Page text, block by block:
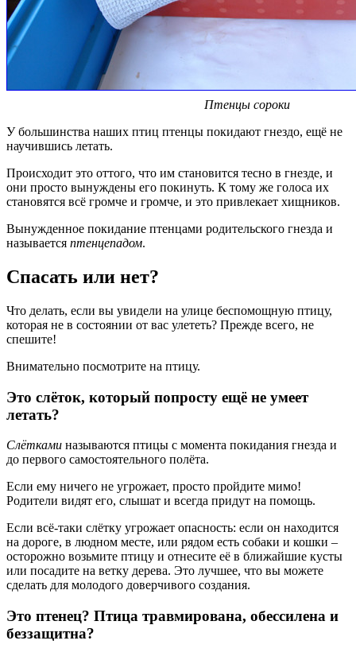
Птенцы сороки
У большинства наших птиц птенцы покидают гнездо, ещё не
научившись летать.
Происходит это оттого, что им становится тесно в гнезде, и
они просто вынуждены его покинуть. К тому же голоса их
становятся всё громче и громче, и это привлекает хищников.
Вынужденное покидание птенцами родительского гнезда и
называется птенцепадом.
Спасать или нет?
Что делать, если вы увидели на улице беспомощную птицу,
которая не в состоянии от вас улететь? Прежде всего, не
спешите!
Внимательно посмотрите на птицу.
Это слёток, который попросту ещё не умеет
летать?
Слётками называются птицы с момента покидания гнезда и
до первого самостоятельного полёта.
Если ему ничего не угрожает, просто пройдите мимо!
Родители видят его, слышат и всегда придут на помощь.
Если всё-таки слётку угрожает опасность: если он находится
на дороге, в людном месте, или рядом есть собаки и кошки –
осторожно возьмите птицу и отнесите её в ближайшие кусты
или посадите на ветку дерева. Это лучшее, что вы можете
сделать для молодого доверчивого создания.
Это птенец? Птица травмирована, обессилена и
беззащитна?